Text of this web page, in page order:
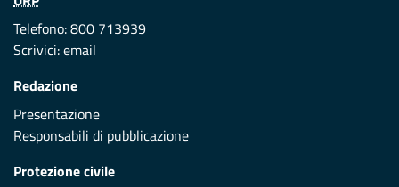
Telefono: 800 713939
Scrivici:email
Redazione
Presentazione
Responsabili di pubblicazione
Protezione civile